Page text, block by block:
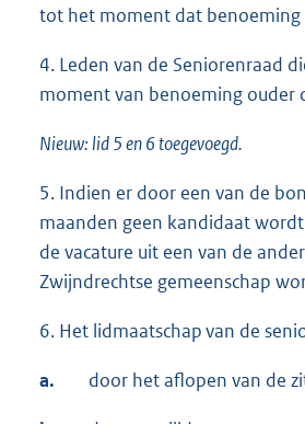
tot het moment dat
4. Leden van de Seniorenraad
moment van benoeming ouder
Nieuw: lid 5 en 6 toegevoegd.
5. Indien er door een van de
maanden geen kandidaat
de vacature uit een van de
Zwijndrechtse gemeenschap
6. Het lidmaatschapvan de
a. door het aflopen van de